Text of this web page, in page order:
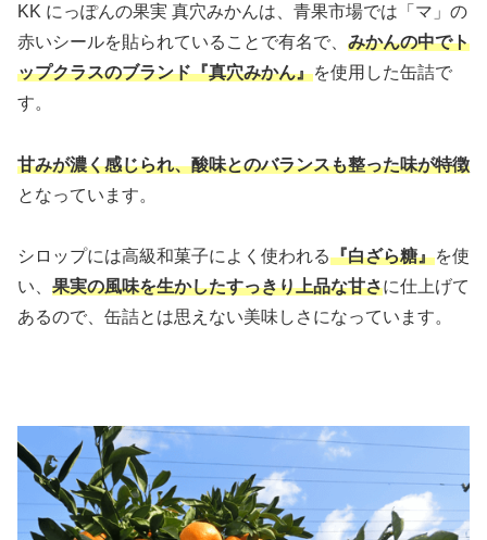
KK にっぽんの果実 真穴みかんは、青果市場では「マ」の
赤いシールを貼られていることで有名で、 みかんの中でト
ップクラスのブランド『真穴みかん』を使用した缶詰で
す。
甘みが濃く感じられ、酸味とのバランスも整った味が特徴
となっています。
シロップには高級和菓子によく使われる『白ざら糖』を使
い、 果実の風味を生かしたすっきり上品な甘さに仕上げて
あるので、缶詰とは思えない美味しさになっています。